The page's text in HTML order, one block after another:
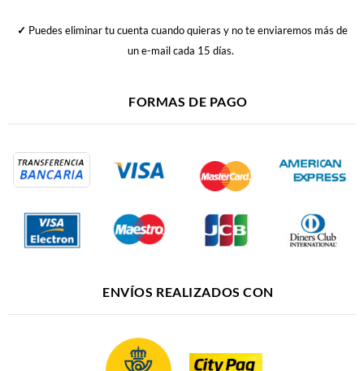
✓ Puedes eliminar tu cuenta cuando quieras y no te enviaremos más de
un e-mail cada 15 días.
FORMAS DE PAGO
ENVÍOS REALIZADOS CON